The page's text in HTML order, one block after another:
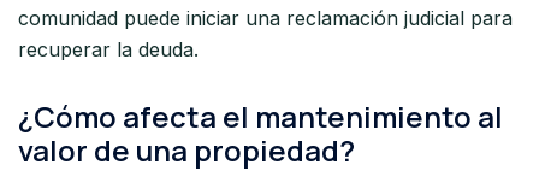
comunidad puede iniciar una reclamación judicial para
recuperar la deuda.
¿Cómo afecta el mantenimiento al
valor de una propiedad?